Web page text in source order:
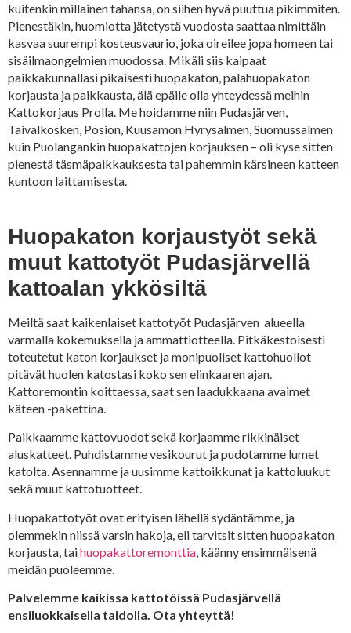
kuitenkin millainen tahansa, on siihen hyvä puuttua pikimmiten.
Pienestäkin, huomiotta jätetystä vuodosta saattaa nimittäin
kasvaa suurempi kosteusvaurio, joka oireilee jopa homeen tai
sisäilmaongelmien muodossa. Mikäli siis kaipaat
paikkakunnallasi pikaisesti huopakaton, palahuopakaton
korjausta ja paikkausta, älä epäile olla yhteydessä meihin
Kattokorjaus Prolla. Me hoidamme niin Pudasjärven,
Taivalkosken, Posion, Kuusamon Hyrysalmen, Suomussalmen
kuin Puolangankin huopakattojen korjauksen – oli kyse sitten
pienestä täsmäpaikkauksesta tai pahemmin kärsineen katteen
kuntoon laittamisesta.
Huopakaton korjaustyöt sekä
muut kattotyöt Pudasjärvellä
kattoalan ykkösiltä
Meiltä saat kaikenlaiset kattotyöt Pudasjärven alueella
varmalla kokemuksella ja ammattiotteella. Pitkäkestoisesti
toteutetut katon korjaukset ja monipuoliset kattohuollot
pitävät huolen katostasi koko sen elinkaaren ajan.
Kattoremontin koittaessa, saat sen laadukkaana avaimet
käteen -pakettina.
Paikkaamme kattovuodot sekä korjaamme rikkinäiset
aluskatteet. Puhdistamme vesikourut ja pudotamme lumet
katolta. Asennamme ja uusimme kattoikkunat ja kattoluukut
sekä muut kattotuotteet.
Huopakattotyöt ovat erityisen lähellä sydäntämme, ja
olemmekin niissä varsin hakoja, eli tarvitsit sitten huopakaton
korjausta, taihuopakattoremonttia , käänny ensimmäisenä
meidän puoleemme.
Palvelemme kaikissa kattotöissä Pudasjärvellä
ensiluokkaisella taidolla. Ota yhteyttä!